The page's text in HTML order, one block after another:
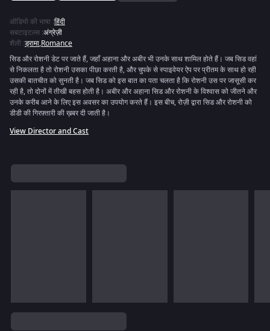
ऑडियो की भाषा :हिंदी
सबटाइटल्स :अंग्रेज़ी
शैली :ड्रामा,Romance
सिड और रोशनी डेट पर जाते हैं, जहाँ अहाना और अबीर भी उनके साथ शामिल होते हैं। जब सिड वहां
से निकलता है तो रोशनी उसका पीछा करती है, और चुपके से स्पाइवेयर ऐप पर प्रीतम के साथ हो रही
उसकी बातचीत को सुनती है। जब सिड को इस बात का पता चलता है कि रोशनी उस पर जासूसी कर
रही है, तो दोनों में तीखी बहस होती है। अबीर और अहाना सिड और रोशनी के विश्वास को जीतने और
उनके करीब आने के लिए इस अवसर का उपयोग करते हैं। इस बीच, रोज़ी द्वारा सिड और रोशनी को
डीडी की गिरफ़्तारी की ख़बर दी जाती है।
View Director and Cast